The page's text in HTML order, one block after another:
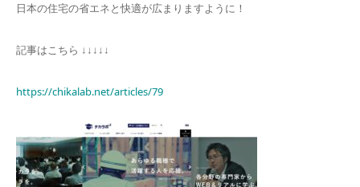
日本の住宅の省エネと快適が広まりますように！
記事はこちら ↓↓↓↓↓
https://chikalab.net/articles/79